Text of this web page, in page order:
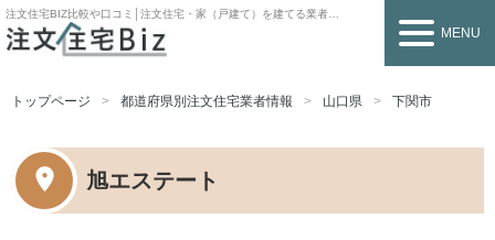
注文住宅BIZ比較や口コミ│注文住宅・家（戸建て）を建てる業者を探すなら
MENU
トップページ 都道府県別注文住宅業者情報 山口県 下関市
旭エステート